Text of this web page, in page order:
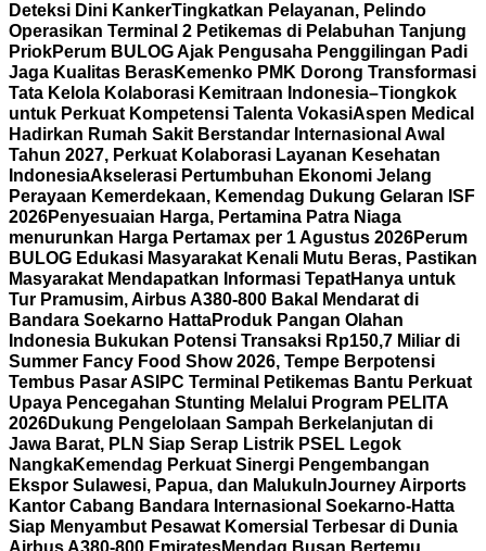
Deteksi Dini KankerTingkatkan Pelayanan, Pelindo
Operasikan Terminal 2 Petikemas di Pelabuhan Tanjung
PriokPerum BULOG Ajak Pengusaha Penggilingan Padi
Jaga Kualitas BerasKemenko PMK Dorong Transformasi
Tata Kelola Kolaborasi Kemitraan Indonesia–Tiongkok
untuk Perkuat Kompetensi Talenta VokasiAspen Medical
Hadirkan Rumah Sakit Berstandar Internasional Awal
Tahun 2027, Perkuat Kolaborasi Layanan Kesehatan
IndonesiaAkselerasi Pertumbuhan Ekonomi Jelang
Perayaan Kemerdekaan, Kemendag Dukung Gelaran ISF
2026Penyesuaian Harga, Pertamina Patra Niaga
menurunkan Harga Pertamax per 1 Agustus 2026Perum
BULOG Edukasi Masyarakat Kenali Mutu Beras, Pastikan
Masyarakat Mendapatkan Informasi TepatHanya untuk
Tur Pramusim, Airbus A380-800 Bakal Mendarat di
Bandara Soekarno HattaProduk Pangan Olahan
Indonesia Bukukan Potensi Transaksi Rp150,7 Miliar di
Summer Fancy Food Show 2026, Tempe Berpotensi
Tembus Pasar AS IPC Terminal Petikemas Bantu Perkuat
Upaya Pencegahan Stunting Melalui Program PELITA
2026Dukung Pengelolaan Sampah Berkelanjutan di
Jawa Barat, PLN Siap Serap Listrik PSEL Legok
NangkaKemendag Perkuat Sinergi Pengembangan
Ekspor Sulawesi, Papua, dan Maluku InJourney Airports
Kantor Cabang Bandara Internasional Soekarno-Hatta
Siap Menyambut Pesawat Komersial Terbesar di Dunia
Airbus A380-800 EmiratesMendag Busan Bertemu